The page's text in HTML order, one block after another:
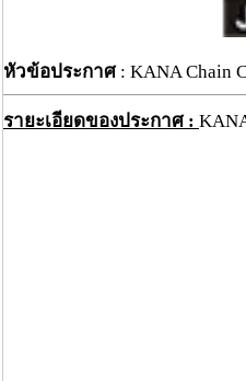
หัวข้อประกาศ: KANA Chain
รายะเอียดของประกาศ :